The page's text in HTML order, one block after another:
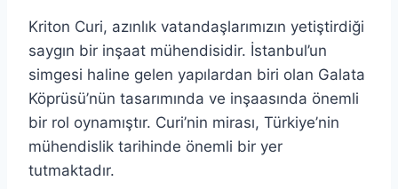
Kriton Curi, azınlık vatandaşlarımızın yetiştirdiği
saygın bir inşaat mühendisidir. İstanbul’un
simgesi haline gelen yapılardan biri olan Galata
Köprüsü’nün tasarımında ve inşaasında önemli
bir rol oynamıştır. Curi’nin mirası, Türkiye’nin
mühendislik tarihinde önemli bir yer
tutmaktadır.